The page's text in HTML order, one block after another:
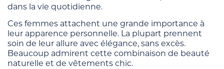
dans la vie quotidienne.
Ces femmes attachent une grande importance à
leur apparence personnelle. La plupart prennent
soin de leur allure avec élégance, sans excès.
Beaucoup admirent cette combinaison de beauté
naturelle et de vêtements chic.